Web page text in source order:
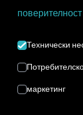
часа. След
на смартфона
поверителност
Технически
маркетинг